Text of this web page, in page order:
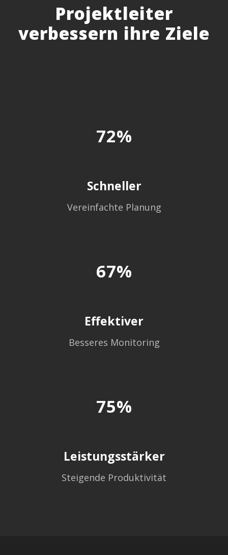
Projektleiter
verbessern ihre Ziele
72%
Schneller
Vereinfachte Planung
67%
Effektiver
Besseres Monitoring
75%
Leistungsstärker
Steigende Produktivität